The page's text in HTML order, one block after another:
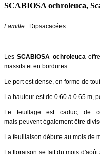
SCABIOSA ochroleuca,
Famille : Dipsacacées
Les SCABIOSA ochroleuca
massifs et en bordures.
Le port est dense, en forme de
La hauteur est de 0.60 à 0.65 m,
Le feuillage est caduc, de
mais peuvent également être
La feuillaison débute au mois de
La floraison se fait du mois